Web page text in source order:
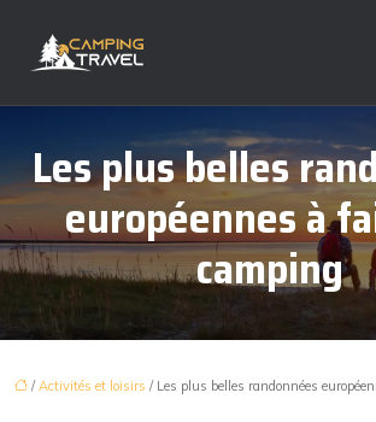
Les plus belles
européennes à
camping
/Activités et loisirs / Les plus belles randonnées